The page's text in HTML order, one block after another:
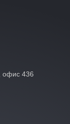
офис 436